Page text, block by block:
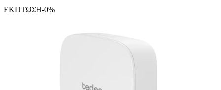
ΕΚΠΤΩΣΗ-0%